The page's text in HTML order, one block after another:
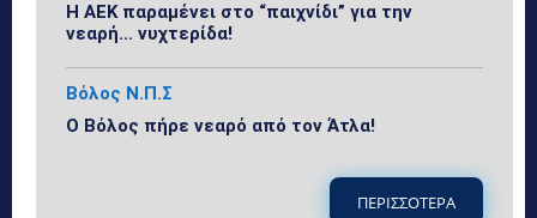
Η ΑΕΚ παραμένει στο “παιχνίδι” για την
νεαρή… νυχτερίδα!
Βόλος Ν.Π.Σ
Ο Βόλος πήρε νεαρό από τον Άτλα!
ΠΕΡΙΣΣΟΤΕΡΑ